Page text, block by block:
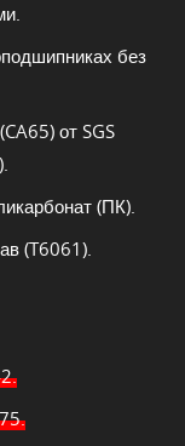
без
от SGS
(ПК).
(T6061).